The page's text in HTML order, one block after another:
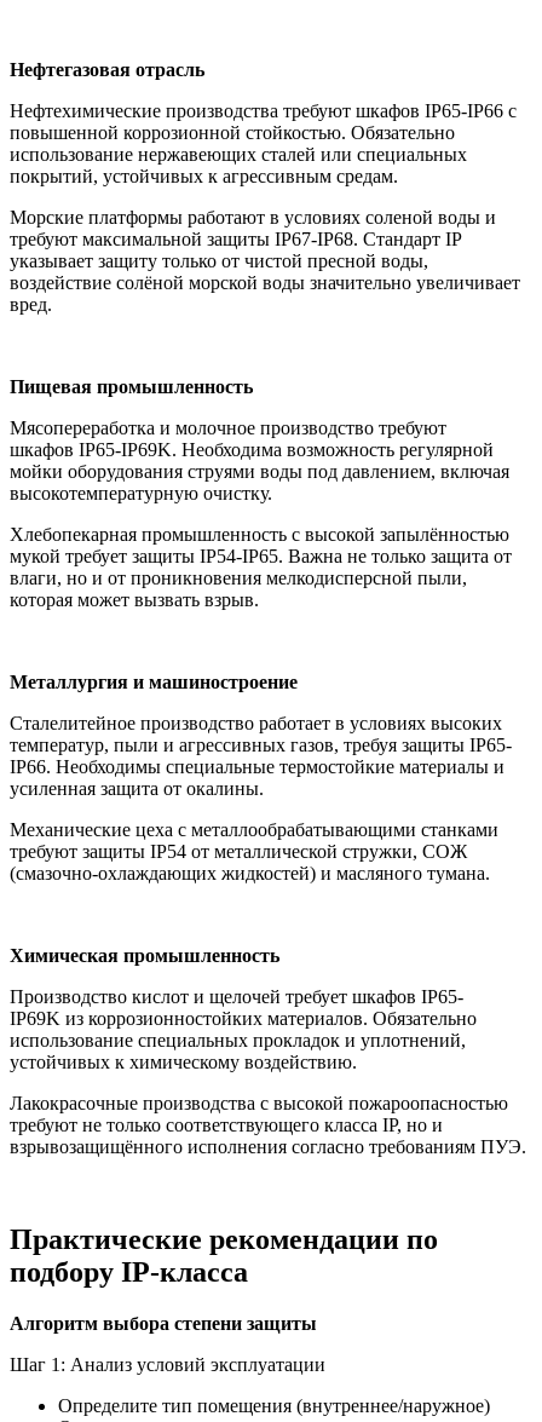
Нефтегазовая отрасль
Нефтехимические производства требуют шкафов IP65-IP66 с
повышенной коррозионной стойкостью. Обязательно
использование нержавеющих сталей или специальных
покрытий, устойчивых к агрессивным средам.
Морские платформы работают в условиях соленой воды и
требуют максимальной защиты IP67-IP68. Стандарт IP
указывает защиту только от чистой пресной воды,
воздействие солёной морской воды значительно увеличивает
вред.
Пищевая промышленность
Мясопереработка и молочное производство требуют
шкафов IP65-IP69K. Необходима возможность регулярной
мойки оборудования струями воды под давлением, включая
высокотемпературную очистку.
Хлебопекарная промышленность с высокой запылённостью
мукой требует защиты IP54-IP65. Важна не только защита от
влаги, но и от проникновения мелкодисперсной пыли,
которая может вызвать взрыв.
Металлургия и машиностроение
Сталелитейное производство работает в условиях высоких
температур, пыли и агрессивных газов, требуя защиты IP65-
IP66. Необходимы специальные термостойкие материалы и
усиленная защита от окалины.
Механические цеха с металлообрабатывающими станками
требуют защиты IP54 от металлической стружки, СОЖ
(смазочно-охлаждающих жидкостей) и масляного тумана.
Химическая промышленность
Производство кислот и щелочей требует шкафов IP65-
IP69K из коррозионностойких материалов. Обязательно
использование специальных прокладок и уплотнений,
устойчивых к химическому воздействию.
Лакокрасочные производства с высокой пожароопасностью
требуют не только соответствующего класса IP, но и
взрывозащищённого исполнения согласно требованиям ПУЭ.
Практические рекомендации по
подбору IP-класса
Алгоритм выбора степени защиты
Шаг 1: Анализ условий эксплуатации
Определите тип помещения (внутреннее/наружное)